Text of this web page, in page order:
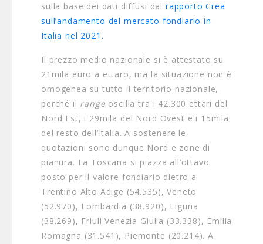
sulla base dei dati diffusi dal rapporto Crea
sull’andamento del mercato fondiario in
Italia nel 2021.
Il prezzo medio nazionale si è attestato su
21mila euro a ettaro, ma la situazione non è
omogenea su tutto il territorio nazionale,
perché il rangeoscilla tra i 42.300 ettari del
Nord Est, i 29mila del Nord Ovest e i 15mila
del resto dell’Italia. A sostenere le
quotazioni sono dunque Nord e zone di
pianura. La Toscana si piazza all’ottavo
posto per il valore fondiario dietro a
Trentino Alto Adige (54.535), Veneto
(52.970), Lombardia (38.920), Liguria
(38.269), Friuli Venezia Giulia (33.338), Emilia
Romagna (31.541), Piemonte (20.214). A